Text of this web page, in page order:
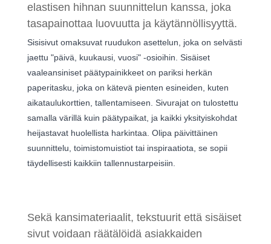
elastisen hihnan suunnittelun kanssa, joka
tasapainottaa luovuutta ja käytännöllisyyttä.
Sisisivut omaksuvat ruudukon asettelun, joka on selvästi
jaettu "päivä, kuukausi, vuosi" -osioihin. Sisäiset
vaaleansiniset päätypainikkeet on pariksi herkän
paperitasku, joka on kätevä pienten esineiden, kuten
aikataulukorttien, tallentamiseen. Sivurajat on tulostettu
samalla värillä kuin päätypaikat, ja kaikki yksityiskohdat
heijastavat huolellista harkintaa. Olipa päivittäinen
suunnittelu, toimistomuistiot tai inspiraatiota, se sopii
täydellisesti kaikkiin tallennustarpeisiin.
Sekä kansimateriaalit, tekstuurit että sisäiset
sivut voidaan räätälöidä asiakkaiden